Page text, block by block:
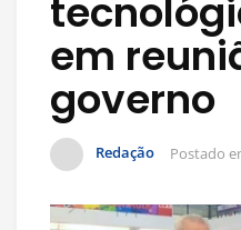
em
governo
Redação Postado